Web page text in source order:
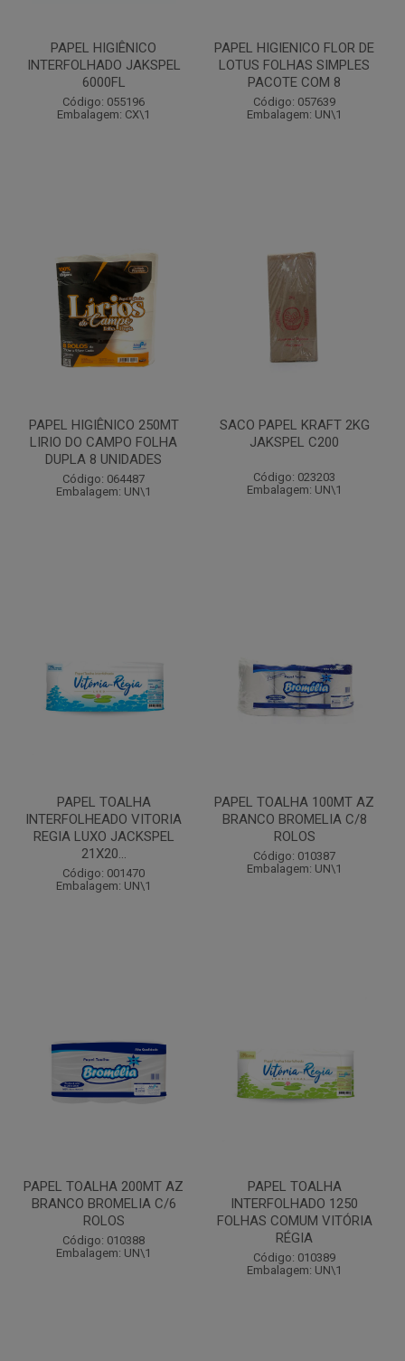
PAPEL HIGIÊNICO
INTERFOLHADO JAKSPEL
6000FL
Código: 055196
Embalagem: CX\1
PAPEL HIGIENICO FLOR DE
LOTUS FOLHAS SIMPLES
PACOTE COM 8
Código: 057639
Embalagem: UN\1
PAPEL HIGIÊNICO 250MT
LIRIO DO CAMPO FOLHA
DUPLA 8 UNIDADES
Código: 064487
Embalagem: UN\1
SACO PAPEL KRAFT 2KG
JAKSPEL C200
Código: 023203
Embalagem: UN\1
PAPEL TOALHA
INTERFOLHEADO VITORIA
REGIA LUXO JACKSPEL
21X20...
Código: 001470
Embalagem: UN\1
PAPEL TOALHA 100MT AZ
BRANCO BROMELIA C/8
ROLOS
Código: 010387
Embalagem: UN\1
PAPEL TOALHA 200MT AZ
BRANCO BROMELIA C/6
ROLOS
Código: 010388
Embalagem: UN\1
PAPEL TOALHA
INTERFOLHADO 1250
FOLHAS COMUM VITÓRIA
RÉGIA
Código: 010389
Embalagem: UN\1